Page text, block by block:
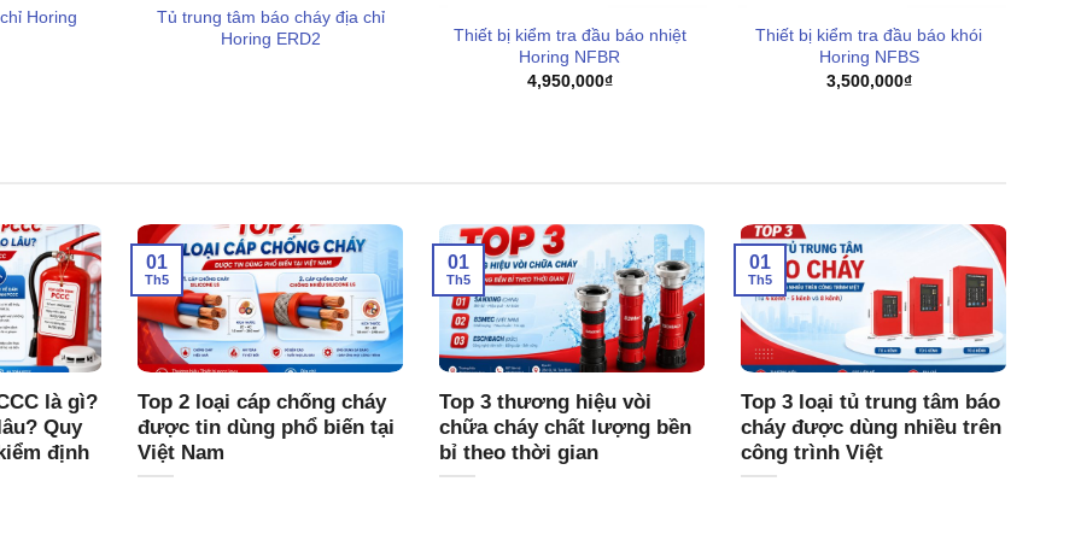
ý là tủ có khả năng cung cấp nguồn cho tối đa
đèn chỉ thị (TL-13D)
cùng lúc. Điều này cho phép triển
tình huống khẩn cấp hoặc khi bảo trì.
nhanh chóng, giảm sai sót kỹ thuật.
năng bảo vệ chống sét, đảm bảo độ bền cho các linh
điện áp đột ngột.
dụng RPQ-ABW50
Horing
Tủ trung tâm báo cháy địa chỉ
Horing ERD2
Thiết bị kiểm tra đầu báo nhiệt
Horing NFBR
4,950,000₫
Thiết bị kiểm tra đầu báo khói
Horing NFBS
3,500,000₫
là gì?
Quy
định
Top 2 loại cáp chống cháy
được tin dùng phổ biến tại
Việt Nam
01
Th5
Top 3 thương hiệu vòi
chữa cháy chất lượng bền
bỉ theo thời gian
01
Th5
Top 3 loại tủ trung tâm báo
cháy được dùng nhiều trên
công trình Việt
01
Th5